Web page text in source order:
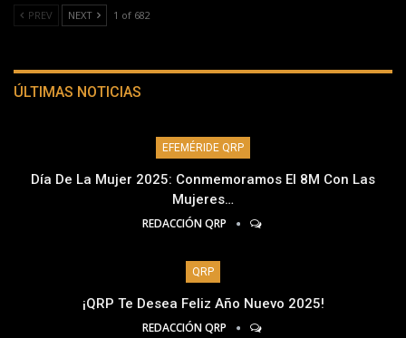
PREV NEXT 1 of 682
ÚLTIMAS NOTICIAS
EFEMÉRIDE QRP
Día De La Mujer 2025: Conmemoramos El 8M Con Las
Mujeres…
REDACCIÓN QRP
QRP
¡QRP Te Desea Feliz Año Nuevo 2025!
REDACCIÓN QRP